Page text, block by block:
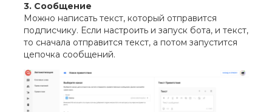
3. Сообщение
Можно написать текст, который отправится
подписчику. Если настроить и запуск бота, и текст,
то сначала отправится текст, а потом запустится
цепочка сообщений.